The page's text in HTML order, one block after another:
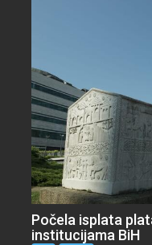
Počela isplata
institucijama BiH